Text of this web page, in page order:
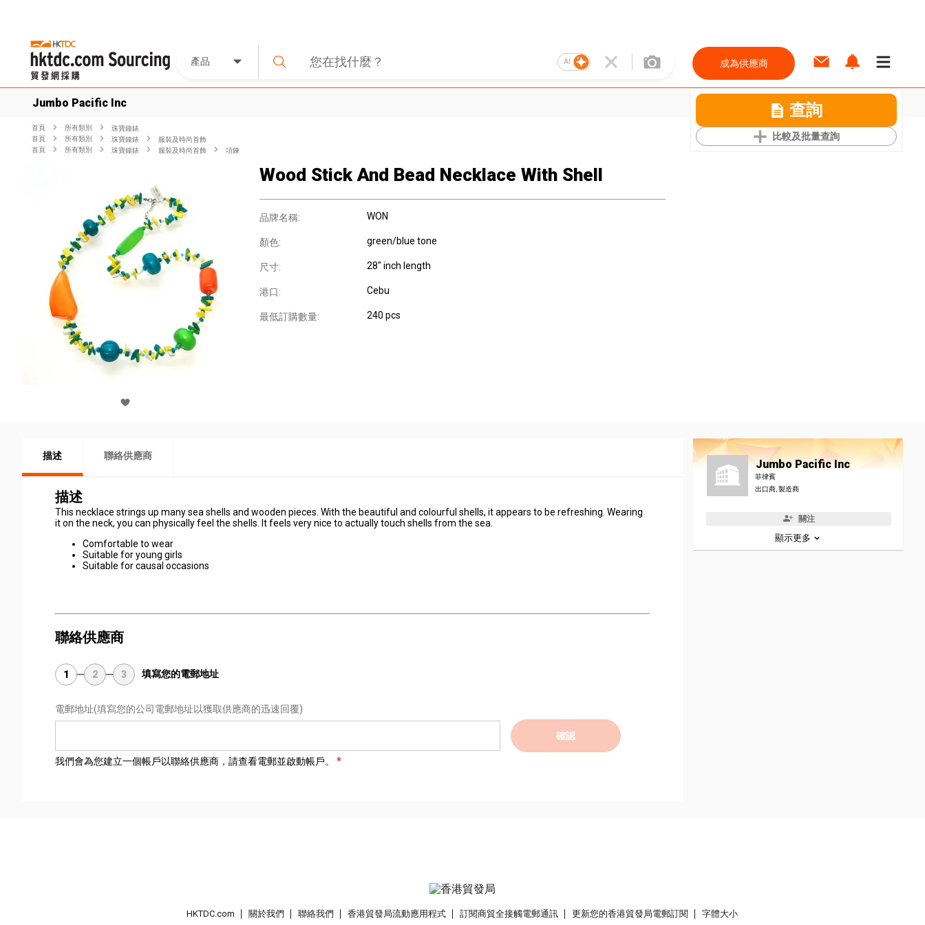
產品 AI 成為供應商
Jumbo Pacific Inc 查詢
比較及批量查詢
首頁 所有類別
珠寶鐘錶
首頁
所有類別 珠寶鐘錶
服裝及時尚首飾
首頁
所有類別 珠寶鐘錶 服裝及時尚首飾 項鍊
Wood Stick And Bead Necklace With Shell
品牌名稱: WON
顏色: green/blue tone
尺寸: 28" inch length
港口: Cebu
最低訂購數量: 240 pcs
描述 聯絡供應商
描述
This necklace strings up many sea shells and wooden pieces. With the beautiful and colourful shells, it appears to be refreshing. Wearing
it on the neck, you can physically feel the shells. It feels very nice to actually touch shells from the sea.
Comfortable to wear
Suitable for young girls
Suitable for causal occasions
聯絡供應商
1 2 3 填寫您的電郵地址
電郵地址(填寫您的公司電郵地址以獲取供應商的迅速回覆)
確認
我們會為您建立一個帳戶以聯絡供應商，請查看電郵並啟動帳戶。
Jumbo Pacific Inc
菲律賓
出口商, 製造商
關注
顯示更多
HKTDC.com 關於我們 聯絡我們 香港貿發局流動應用程式 訂閱商貿全接觸電郵通訊 更新您的香港貿發局電郵訂閱 字體大小